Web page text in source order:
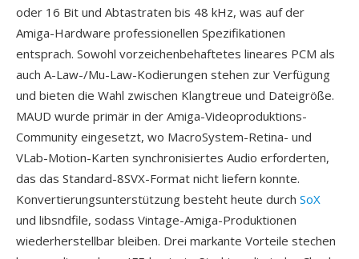
oder 16 Bit und Abtastraten bis 48 kHz, was auf der
Amiga-Hardware professionellen Spezifikationen
entsprach. Sowohl vorzeichenbehaftetes lineares PCM als
auch A-Law-/Mu-Law-Kodierungen stehen zur Verfügung
und bieten die Wahl zwischen Klangtreue und Dateigröße.
MAUD wurde primär in der Amiga-Videoproduktions-
Community eingesetzt, wo MacroSystem-Retina- und
VLab-Motion-Karten synchronisiertes Audio erforderten,
das das Standard-8SVX-Format nicht liefern konnte.
Konvertierungsunterstützung besteht heute durch SoX
und libsndfile, sodass Vintage-Amiga-Produktionen
wiederherstellbar bleiben. Drei markante Vorteile stechen